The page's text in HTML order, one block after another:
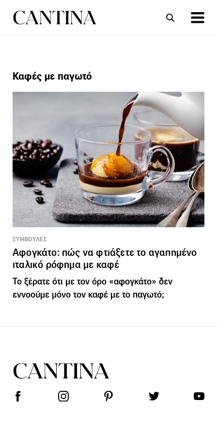
Καφές με παγωτό
ΣΥΜΒΟΥΛΕΣ
Αφογκάτο: πώς να φτιάξετε το αγαπημένο
ιταλικό ρόφημα με καφέ
Το ξέρατε ότι με τον όρο «αφογκάτο» δεν
εννοούμε μόνο τον καφέ με το παγωτό;